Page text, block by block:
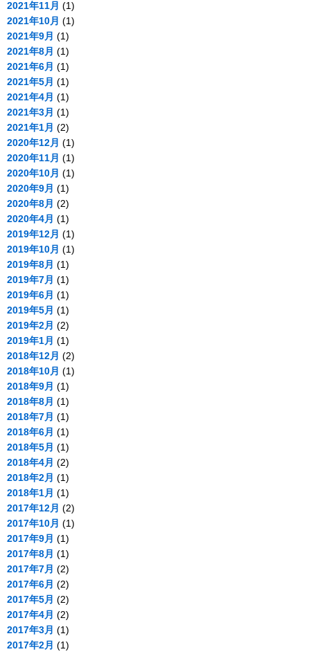
2021年11月 (1)
2021年10月 (1)
2021年9月 (1)
2021年8月 (1)
2021年6月 (1)
2021年5月 (1)
2021年4月 (1)
2021年3月 (1)
2021年1月 (2)
2020年12月 (1)
2020年11月 (1)
2020年10月 (1)
2020年9月 (1)
2020年8月 (2)
2020年4月 (1)
2019年12月 (1)
2019年10月 (1)
2019年8月 (1)
2019年7月 (1)
2019年6月 (1)
2019年5月 (1)
2019年2月 (2)
2019年1月 (1)
2018年12月 (2)
2018年10月 (1)
2018年9月 (1)
2018年8月 (1)
2018年7月 (1)
2018年6月 (1)
2018年5月 (1)
2018年4月 (2)
2018年2月 (1)
2018年1月 (1)
2017年12月 (2)
2017年10月 (1)
2017年9月 (1)
2017年8月 (1)
2017年7月 (2)
2017年6月 (2)
2017年5月 (2)
2017年4月 (2)
2017年3月 (1)
2017年2月 (1)